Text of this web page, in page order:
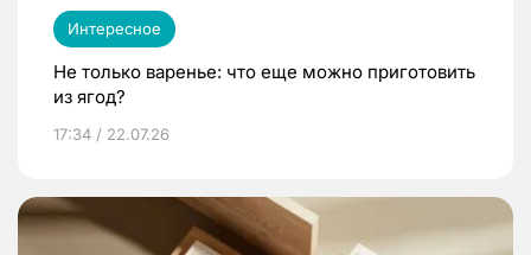
Интересное
Не только варенье: что еще можно приготовить
из ягод?
17:34 / 22.07.26